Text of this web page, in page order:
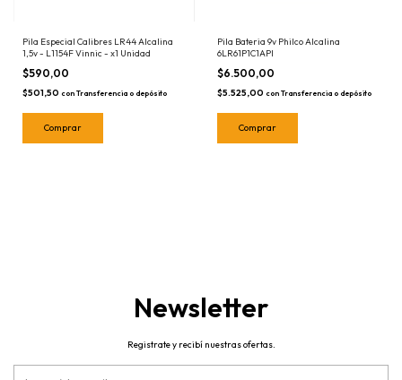
Pila Especial Calibres LR44 Alcalina
1,5v - L1154F Vinnic - x1 Unidad
$590,00
$501,50 con Transferencia o depósito
Pila Bateria 9v Philco Alcalina
6LR61P1C1API
$6.500,00
$5.525,00 con Transferencia o depósito
Newsletter
Registrate y recibí nuestras ofertas.